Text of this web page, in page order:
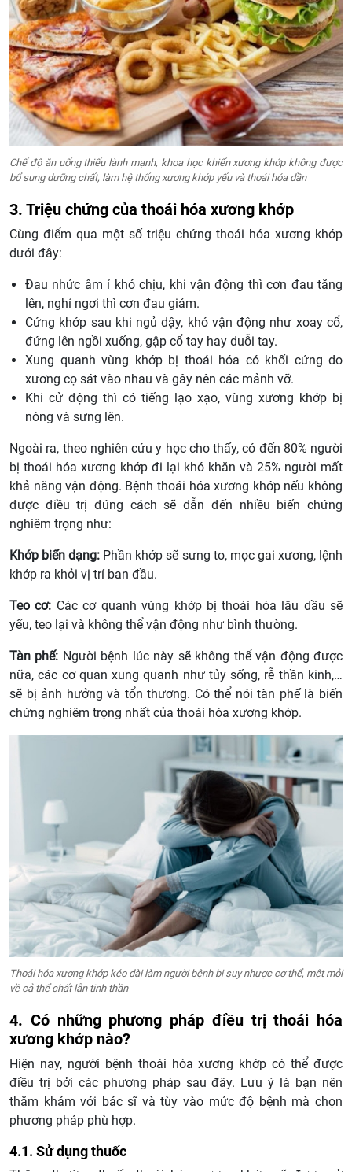
Chế độ ăn uống thiếu lành mạnh, khoa học khiến xương khớp không được
bổ sung dưỡng chất, làm hệ thống xương khớp yếu và thoái hóa dần
3. Triệu chứng của thoái hóa xương khớp
Cùng điểm qua một số triệu chứng thoái hóa xương khớp
dưới đây:
Đau nhức âm ỉ khó chịu, khi vận động thì cơn đau tăng
lên, nghỉ ngơi thì cơn đau giảm.
Cứng khớp sau khi ngủ dậy, khó vận động như xoay cổ,
đứng lên ngồi xuống, gập cổ tay hay duỗi tay.
Xung quanh vùng khớp bị thoái hóa có khối cứng do
xương cọ sát vào nhau và gây nên các mảnh vỡ.
Khi cử động thì có tiếng lạo xạo, vùng xương khớp bị
nóng và sưng lên.
Ngoài ra, theo nghiên cứu y học cho thấy, có đến 80% người
bị thoái hóa xương khớp đi lại khó khăn và 25% người mất
khả năng vận động. Bệnh thoái hóa xương khớp nếu không
được điều trị đúng cách sẽ dẫn đến nhiều biến chứng
nghiêm trọng như:
Khớp biến dạng: Phần khớp sẽ sưng to, mọc gai xương, lệnh
khớp ra khỏi vị trí ban đầu.
Teo cơ: Các cơ quanh vùng khớp bị thoái hóa lâu dầu sẽ
yếu, teo lại và không thể vận động như bình thường.
Tàn phế: Người bệnh lúc này sẽ không thể vận động được
nữa, các cơ quan xung quanh như tủy sống, rễ thần kinh,…
sẽ bị ảnh hưởng và tổn thương. Có thể nói tàn phế là biến
chứng nghiêm trọng nhất của thoái hóa xương khớp.
Thoái hóa xương khớp kéo dài làm người bệnh bị suy nhược cơ thể, mệt mỏi
về cả thể chất lẫn tinh thần
4. Có những phương pháp điều trị thoái hóa
xương khớp nào?
Hiện nay, người bệnh thoái hóa xương khớp có thể được
điều trị bởi các phương pháp sau đây. Lưu ý là bạn nên
thăm khám với bác sĩ và tùy vào mức độ bệnh mà chọn
phương pháp phù hợp.
4.1. Sử dụng thuốc